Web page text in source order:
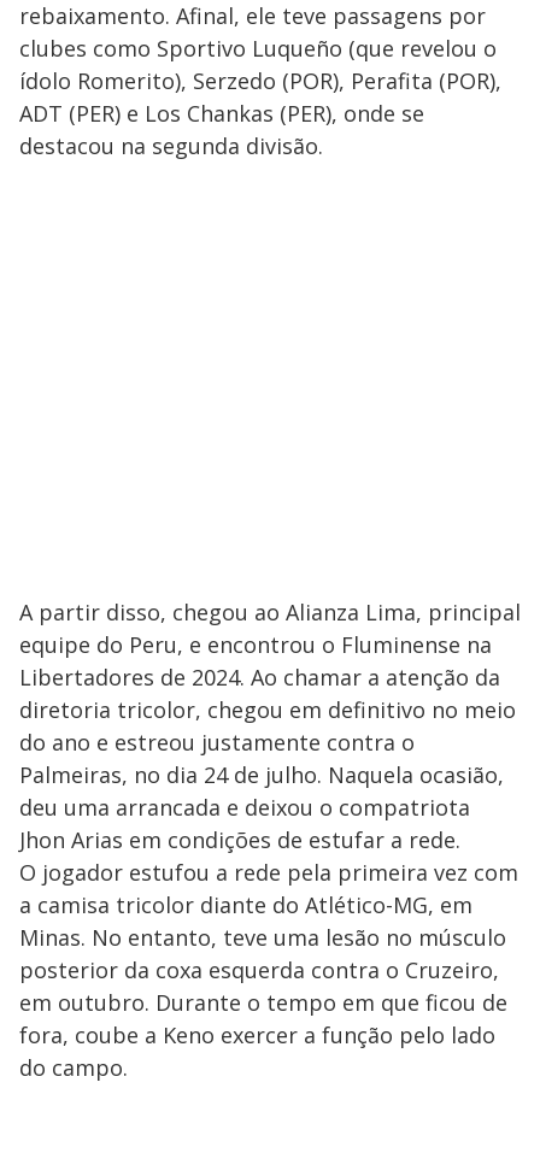
rebaixamento. Afinal, ele teve passagens por
clubes como Sportivo Luqueño (que revelou o
ídolo Romerito), Serzedo (POR), Perafita (POR),
ADT (PER) e Los Chankas (PER), onde se
destacou na segunda divisão.
A partir disso, chegou ao Alianza Lima, principal
equipe do Peru, e encontrou o Fluminense na
Libertadores de 2024. Ao chamar a atenção da
diretoria tricolor, chegou em definitivo no meio
do ano e estreou justamente contra o
Palmeiras, no dia 24 de julho. Naquela ocasião,
deu uma arrancada e deixou o compatriota
Jhon Arias em condições de estufar a rede.
O jogador estufou a rede pela primeira vez com
a camisa tricolor diante do Atlético-MG, em
Minas. No entanto, teve uma lesão no músculo
posterior da coxa esquerda contra o Cruzeiro,
em outubro. Durante o tempo em que ficou de
fora, coube a Keno exercer a função pelo lado
do campo.